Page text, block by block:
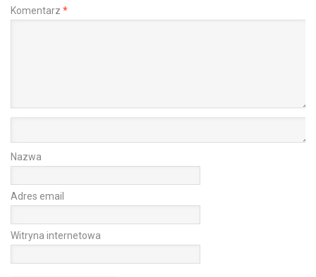
Komentarz *
Nazwa
Adres email
Witryna internetowa